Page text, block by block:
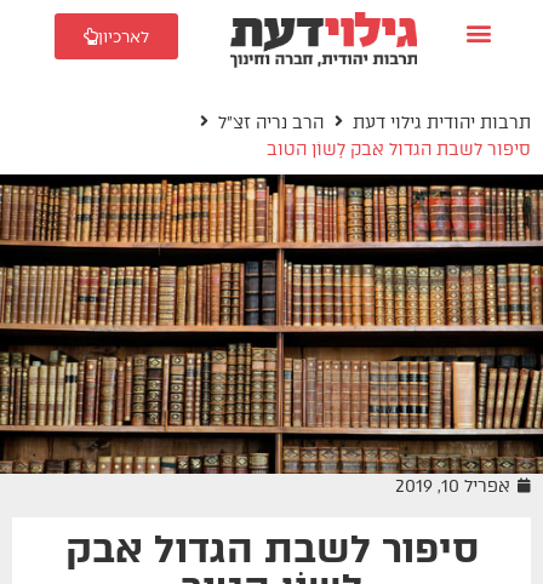
לארכיון
תרבות יהודית גילוי דעת
הרב נריה זצ"ל
סיפור לשבת הגדול אבק לָשוֹן הטוב
אפריל 10, 2019
הרב נריה זצ"ל
סיפור לשבת הגדול אבק